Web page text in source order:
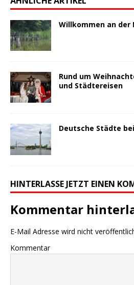
Willkommen an der
Rund um
und Städtereisen
Deutsche Städte
HINTERLASSE JETZT EINEN
Kommentar
E-Mail Adresse wird nicht
Kommentar